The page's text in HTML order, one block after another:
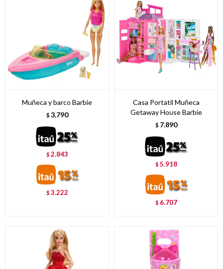
Muñeca y barco Barbie
$ 3.790
$2.843
$3.222
Casa Portatil Muñeca
Getaway House Barbie
$ 7.890
$5.918
$ 6.707